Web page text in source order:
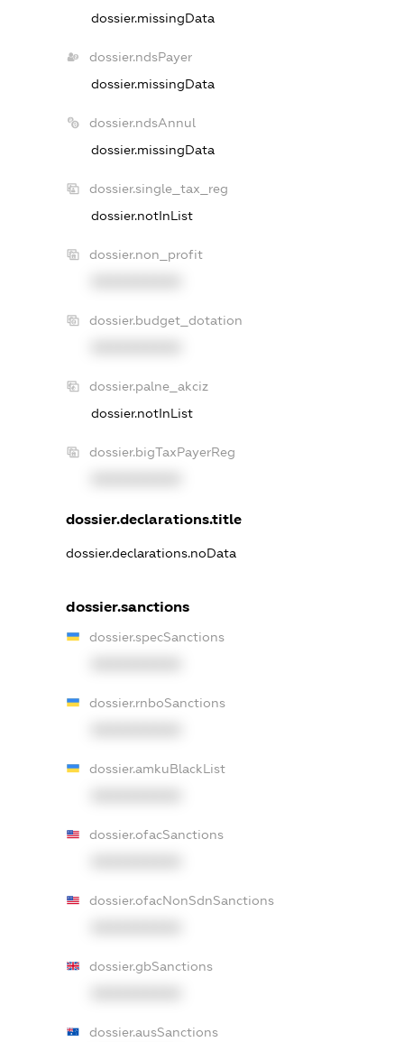
dossier.missingData
dossier.ndsPayer
dossier.missingData
dossier.ndsAnnul
dossier.missingData
dossier.single_tax_reg
dossier.notInList
dossier.non_profit
dossier.budget_dotation
dossier.palne_akciz
dossier.notInList
dossier.bigTaxPayerReg
dossier.declarations.title
dossier.declarations.noData
dossier.sanctions
dossier.specSanctions
dossier.rnboSanctions
dossier.amkuBlackList
dossier.ofacSanctions
dossier.ofacNonSdnSanctions
dossier.gbSanctions
dossier.ausSanctions